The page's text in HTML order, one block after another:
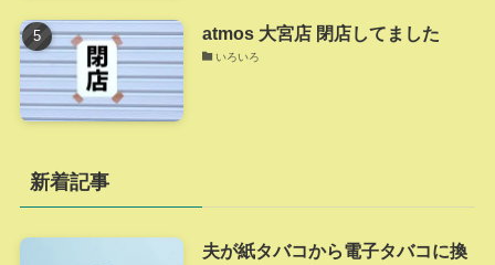
atmos 大宮店 閉店してました
いろいろ
新着記事
夫が紙タバコから電子タバコに換